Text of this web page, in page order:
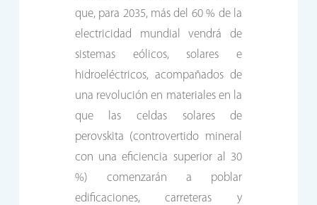
que, para 2035, más del 60 % de la
electricidad mundial vendrá de
sistemas eólicos, solares e
hidroeléctricos, acompañados de
una revolución en materiales en la
que las celdas solares de
perovskita (controvertido mineral
con una eficiencia superior al 30
%) comenzarán a poblar
edificaciones, carreteras y